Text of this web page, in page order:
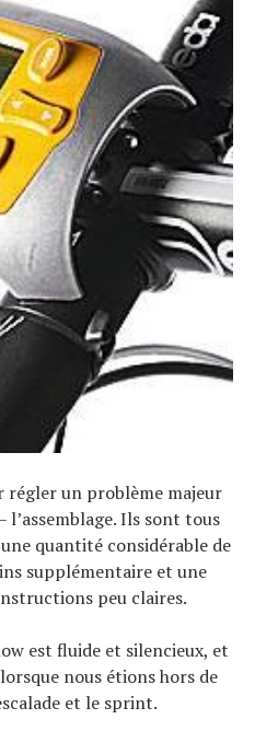
régler un problème majeur
l’assemblage. Ils sont tous
quantité considérable de
supplémentaire et une
peu claires.
est fluide et silencieux, et
nous étions hors de
et le sprint.